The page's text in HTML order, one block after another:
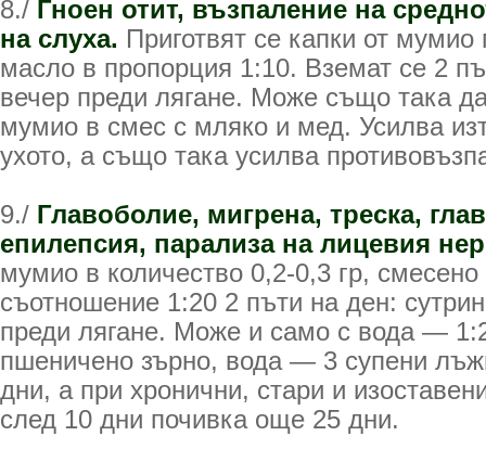
8./ Гноен отит, възпаление на
на слуха. Приготвят се капки от
масло в пропорция 1:10. Вземат се 2
вечер преди лягане. Може също така
мумио в смес с мляко и мед. Усилва
ухото, а също така усилва
9./ Главоболие, мигрена, треска,
епилепсия, парализа на лицевия
мумио в количество 0,2-0,3 гр,
съотношение 1:20 2 пъти на ден:
преди лягане. Може и само с вода —
пшеничено зърно, вода — 3 супени
дни, а при хронични, стари и
след 10 дни почивка още 25 дни.